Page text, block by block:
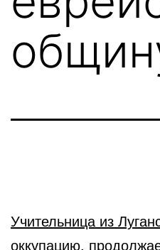
Учительница из
оккупацию,